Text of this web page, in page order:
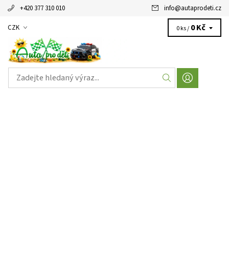
+420 377 310 010 info@autaprodeti.cz
CZK 0 ks / 0 Kč